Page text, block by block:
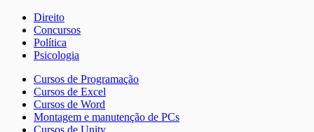
Direito
Concursos
Política
Psicologia
Cursos de Programação
Cursos de Excel
Cursos de Word
Montagem e manutenção de PCs
Cursos de Unity